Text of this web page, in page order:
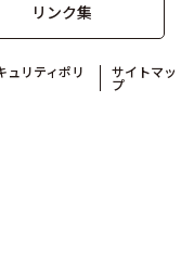
リンク集
ュリティポリ サイトマッ
プ